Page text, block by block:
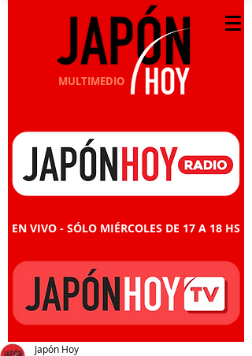
MULTIMEDIO
EN VIVO - SÓLO MIÉRCOLES DE 17 A 18 HS
Japón Hoy